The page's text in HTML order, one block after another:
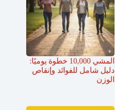
المشي 10,000 خطوة يوميًا:
دليل شامل للفوائد وإنقاص
الوزن